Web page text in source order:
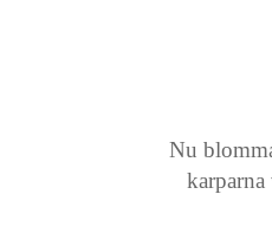
Nu
karparna